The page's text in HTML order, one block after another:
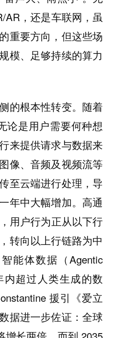
AR，还是车联网，虽
重要方向，但这些场
模、足够持续的算力
的根本性转变。 随着
论是用户需要何种想
来提供请求与数据来
像、音频及视频流等
至云端进行处理，导
年中大幅增加。高通
用户行为正从以下行
转向以上行链路为中
能体数据（Agentic
内超过人类生成的数
援引《爱立
据进一步佐证：全球